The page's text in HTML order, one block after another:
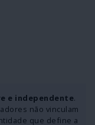
e independente.
não vinculam
que define a